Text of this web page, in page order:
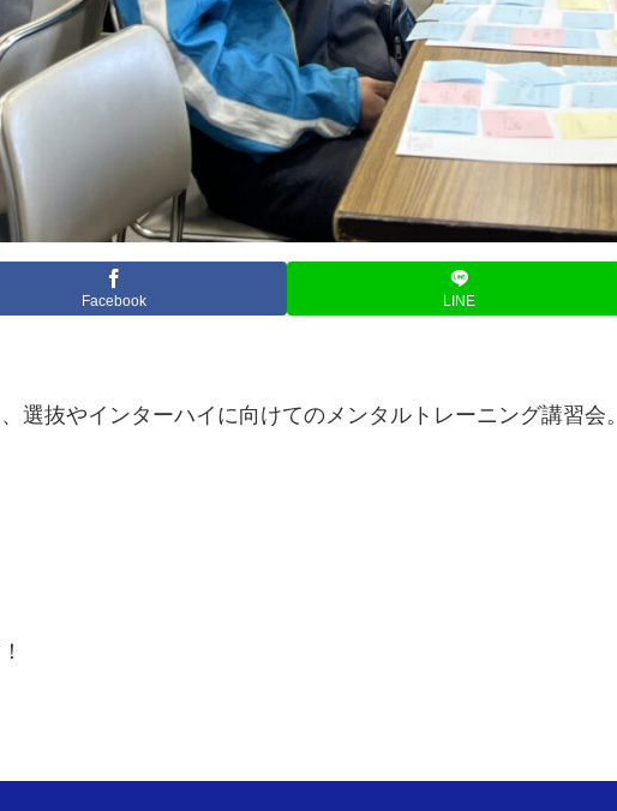
Facebook LINE
選抜やインターハイに向けてのメンタルトレーニング講習会。